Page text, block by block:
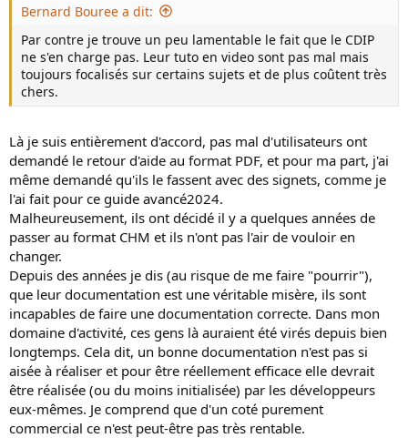
Bernard Bouree a dit:
Par contre je trouve un peu lamentable le fait que le CDIP
ne s'en charge pas. Leur tuto en video sont pas mal mais
toujours focalisés sur certains sujets et de plus coûtent très
chers.
Là je suis entièrement d'accord, pas mal d'utilisateurs ont
demandé le retour d'aide au format PDF, et pour ma part, j'ai
même demandé qu'ils le fassent avec des signets, comme je
l'ai fait pour ce guide avancé2024.
Malheureusement, ils ont décidé il y a quelques années de
passer au format CHM et ils n'ont pas l'air de vouloir en
changer.
Depuis des années je dis (au risque de me faire "pourrir"),
que leur documentation est une véritable misère, ils sont
incapables de faire une documentation correcte. Dans mon
domaine d'activité, ces gens là auraient été virés depuis bien
longtemps. Cela dit, un bonne documentation n'est pas si
aisée à réaliser et pour être réellement efficace elle devrait
être réalisée (ou du moins initialisée) par les développeurs
eux-mêmes. Je comprend que d'un coté purement
commercial ce n'est peut-être pas très rentable.